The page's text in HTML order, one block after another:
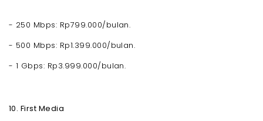
- 250 Mbps: Rp799.000/bulan.
- 500 Mbps: Rp1.399.000/bulan.
- 1 Gbps: Rp3.999.000/bulan.
10. First Media